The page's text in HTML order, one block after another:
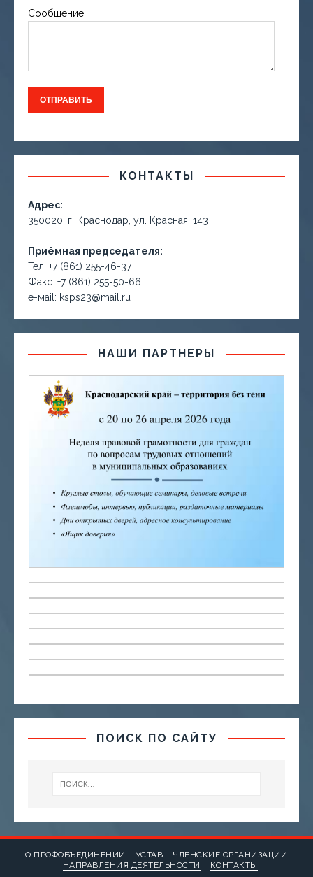
Сообщение
КОНТАКТЫ
Адрес:
350020, г. Краснодар, ул. Красная, 143
Приёмная председателя:
Тел. +7 (861) 255-46-37
Факс. +7 (861) 255-50-66
е-маil: ksps23@mail.ru
НАШИ ПАРТНЕРЫ
ПОИСК ПО САЙТУ
О ПРОФОБЪЕДИНЕНИИ УСТАВ
ЧЛЕНСКИЕ ОРГАНИЗАЦИИ
НАПРАВЛЕНИЯ ДЕЯТЕЛЬНОСТИ
КОНТАКТЫ